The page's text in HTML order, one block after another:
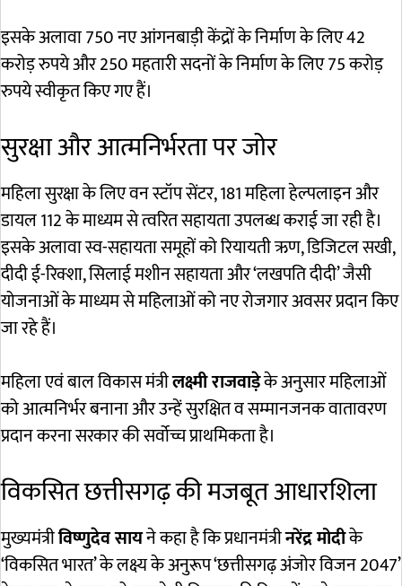
इसके अलावा 750 नए आंगनबाड़ी केंद्रों के निर्माण के लिए 42
करोड़ रुपये और 250 महतारी सदनों के निर्माण के लिए 75 करोड़
रुपये स्वीकृत किए गए हैं।
सुरक्षा और आत्मनिर्भरता पर जोर
महिला सुरक्षा के लिए वन स्टॉप सेंटर, 181 महिला हेल्पलाइन और
डायल 112 के माध्यम से त्वरित सहायता उपलब्ध कराई जा रही है।
इसके अलावा स्व-सहायता समूहों को रियायती ऋण, डिजिटल सखी,
दीदी ई-रिक्शा, सिलाई मशीन सहायता और ‘लखपति दीदी’ जैसी
योजनाओं के माध्यम से महिलाओं को नए रोजगार अवसर प्रदान किए
जा रहे हैं।
महिला एवं बाल विकास मंत्रीलक्ष्मी राजवाड़ेके अनुसार महिलाओं
को आत्मनिर्भर बनाना और उन्हें सुरक्षित व सम्मानजनक वातावरण
प्रदान करना सरकार की सर्वोच्च प्राथमिकता है।
विकसित छत्तीसगढ़ की मजबूत आधारशिला
मुख्यमंत्रीविष्णुदेव सायने कहा है कि प्रधानमंत्रीनरेंद्र मोदीके
‘विकसित भारत’ के लक्ष्य के अनुरूप ‘छत्तीसगढ़ अंजोर विजन 2047’